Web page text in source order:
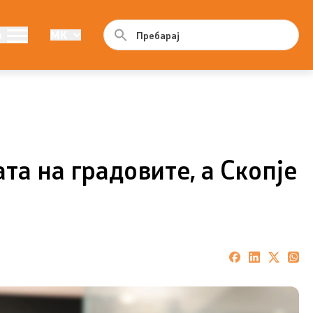
Програма
на градовите, а Скопје